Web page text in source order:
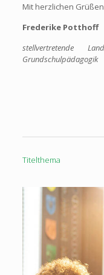
Mit herzlichen Grüßen
Frederike Potthoff
stellvertretende
Grundschulpädagogik
Titelthema